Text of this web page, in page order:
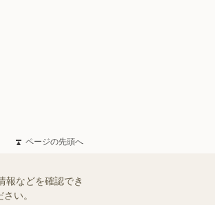
ページの先頭へ
報などを確認でき
い。